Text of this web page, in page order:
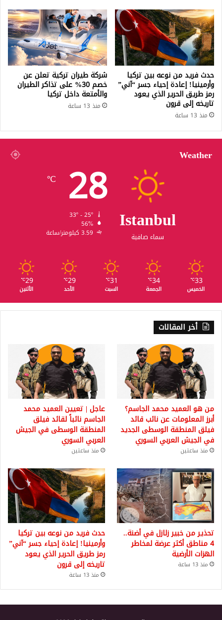
حدث فريد من نوعه بين تركيا
وأرمينيا! إعادة إحياء جسر “آني”
رمز طريق الحرير الذي يعود
تاريخه إلى قرون
منذ 13 ساعة
شركة طيران تركية تعلن عن
خصم 30% على تذاكر الطيران
والأمتعة داخل تركيا
منذ 13 ساعة
Weather
Istanbul
سماء صافية
28
℃
56%
3.59 كيلومتر/ساعة
33
℃
الخميس
34
℃
الجمعة
31
℃
السبت
29
℃
الأحد
29
℃
الأثنين
أخر المقالات
من هو العميد محمد الجاسم؟
أبرز المعلومات عن نائب قائد
فيلق المنطقة الوسطى الجديد
في الجيش العربي السوري
منذ ساعتين
عاجل | تعيين العميد محمد
الجاسم نائباً لقائد فيلق
المنطقة الوسطى في الجيش
العربي السوري
منذ ساعتين
تحذير من خبير زلازل في أضنة..
4 مناطق أكثر عرضة لمخاطر
الهزات الأرضية
منذ 13 ساعة
حدث فريد من نوعه بين تركيا
وأرمينيا! إعادة إحياء جسر “آني”
رمز طريق الحرير الذي يعود
تاريخه إلى قرون
منذ 13 ساعة